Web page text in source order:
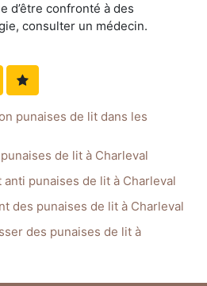
d’être confronté à des
consulter un médecin.
punaises de lit dans les
de lit à Charleval
punaises de lit à Charleval
des punaises de lit à Charleval
des punaises de lit à